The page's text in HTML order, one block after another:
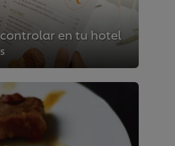
en tu hotel